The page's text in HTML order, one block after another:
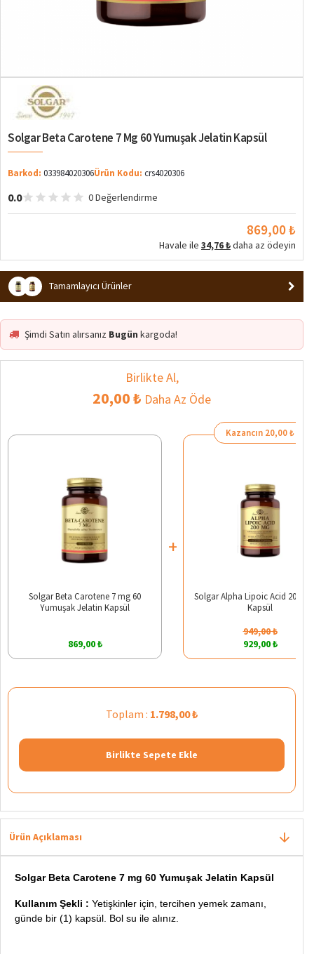
Solgar Beta Carotene 7 Mg 60 Yumuşak Jelatin Kapsül
Barkod: 033984020306Ürün Kodu: crs4020306
0.0 0 Değerlendirme
869,00 ₺
Havale ile 34,76 ₺daha az ödeyin
Tamamlayıcı Ürünler
Şimdi Satın alırsanız Bugün kargoda!
Birlikte Al,
20,00 ₺ Daha Az Öde
Solgar Beta Carotene 7 mg 60
Yumuşak Jelatin Kapsül
869,00 ₺
+
Kazancın 20,00 ₺
Solgar Alpha Lipoic Acid 200
Kapsül
949,00 ₺
929,00 ₺
Toplam : 1.798,00 ₺
Birlikte Sepete Ekle
Ürün Açıklaması
Solgar Beta Carotene 7 mg 60 Yumuşak Jelatin Kapsül
Kullanım Şekli : Yetişkinler için, tercihen yemek zamanı,
günde bir (1) kapsül. Bol su ile alınız.